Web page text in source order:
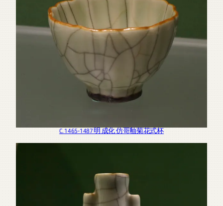
C. 1465-1487 明 成化 仿哥釉菊花式杯